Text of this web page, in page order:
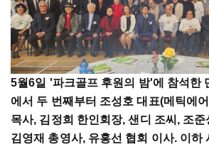
5월6일 '파크골프 후원의 밤'에 참석한
에서 두 번째부터 조성호 대표(메틱에
목사, 김정희 한인회장, 샌디 조씨, 조
김영재 총영사, 유홍선 협회 이사. 이하